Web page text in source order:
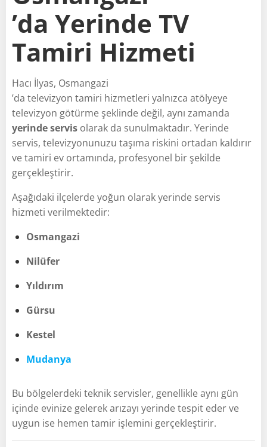
’da Yerinde TV
Tamiri Hizmeti
Hacı İlyas, Osmangazi
’da televizyon tamiri hizmetleri yalnızca atölyeye
televizyon götürme şeklinde değil, aynı zamanda
yerinde servis olarak da sunulmaktadır. Yerinde
servis, televizyonunuzu taşıma riskini ortadan kaldırır
ve tamiri ev ortamında, profesyonel bir şekilde
gerçekleştirir.
Aşağıdaki ilçelerde yoğun olarak yerinde servis
hizmeti verilmektedir:
Osmangazi
Nilüfer
Yıldırım
Gürsu
Kestel
Mudanya
Bu bölgelerdeki teknik servisler, genellikle aynı gün
içinde evinize gelerek arızayı yerinde tespit eder ve
uygun ise hemen tamir işlemini gerçekleştirir.